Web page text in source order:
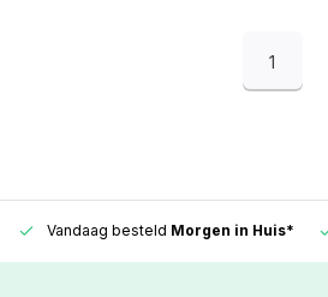
1
Vandaag besteld Morgen in Huis*